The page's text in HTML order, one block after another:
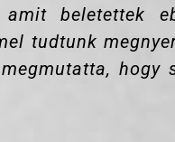
beletettek
tudtunk
hogy